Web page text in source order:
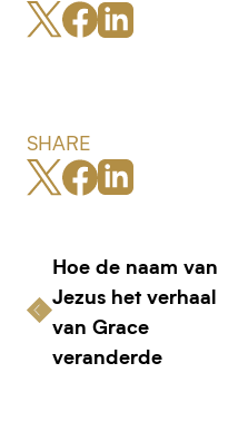
SHARE
Hoe de naam van
Jezus het verhaal
van Grace
veranderde